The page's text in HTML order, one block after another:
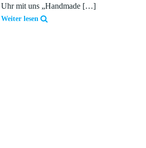
Uhr mit uns „Handmade […]
Weiter lesen